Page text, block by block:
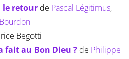
le retourde Pascal Légitimus,
Begotti
fait au Bon Dieu ?de Philippe